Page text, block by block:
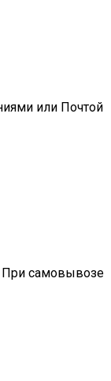
или Почтой
При самовывозе